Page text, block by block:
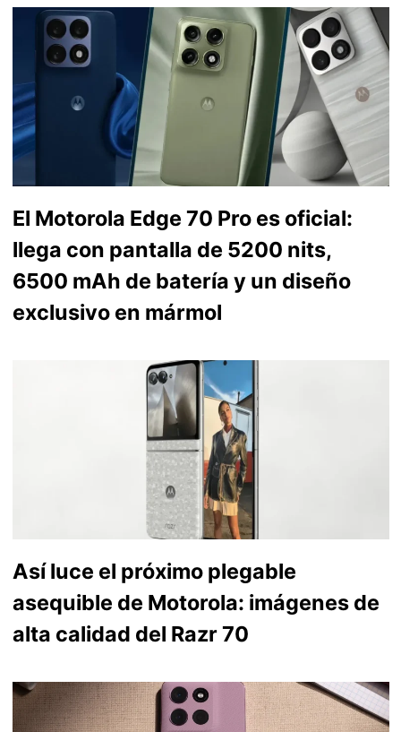
El Motorola Edge 70 Pro es oficial:
llega con pantalla de 5200 nits,
6500 mAh de batería y un diseño
exclusivo en mármol
Así luce el próximo plegable
asequible de Motorola: imágenes de
alta calidad del Razr 70